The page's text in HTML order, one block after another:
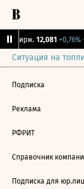
Бирж. 12,081 +0,76%
Ситуация на
Подписка
Реклама
РФРИТ
Справочник
Подписка для юр.лиц